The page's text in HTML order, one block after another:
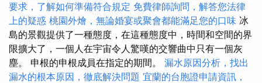
要求，了解如何準備符合規定 免費律師詢問，解答您法律
上的疑惑 桃園外燴，無論婚宴或聚會都能滿足您的口味 冰
島的景觀提供了一種態度，在這種態度中，時間和空間的界
限擴大了，一個人在宇宙令人驚嘆的交響曲中只有一個灰
塵。 申根的申根成員在指定的期間。 漏水原因分析，找出
漏水的根本原因，徹底解決問題 宜蘭的台胞證申請資訊，